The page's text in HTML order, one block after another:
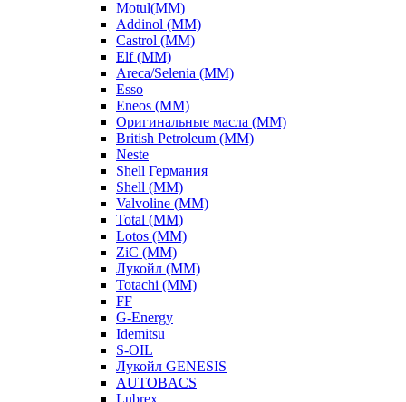
Motul(ММ)
Addinol (ММ)
Castrol (ММ)
Elf (ММ)
Areca/Selenia (ММ)
Esso
Eneos (ММ)
Оригинальные масла (ММ)
British Petroleum (ММ)
Neste
Shell Германия
Shell (ММ)
Valvoline (ММ)
Total (ММ)
Lotos (ММ)
ZiC (ММ)
Лукойл (ММ)
Totachi (MM)
FF
G-Energy
Idemitsu
S-OIL
Лукойл GENESIS
AUTOBACS
Lubrex